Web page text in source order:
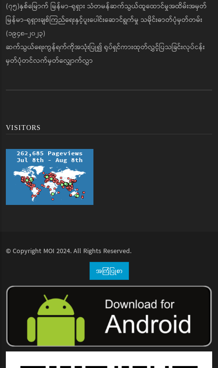
(၇၅)နှစ်မြောက် မြန်မာ-ရုရှား သံတမန်ဆက်သွယ်ထူထောင်မှုအထိမ်းအမှတ်
မြန်မာ-ရုရှားချစ်ကြည်ရေးနှင့်ပူးပေါင်းဆောင်ရွက်မှု သမိုင်းဓာတ်ပုံမှတ်တမ်း
(၁၉၄၈-၂၀၂၃)
ဆက်သွယ်ရေးကွန်ရက်ကိုအသုံးပြု၍ ရုပ်ရှင်ကားထုတ်လွှင့်ပြသခြင်းလုပ်ငန်း
မှတ်ပုံတင်လက်မှတ်လျှောက်လွှာ
VISITORS
© Copyright MOI 2024. All Rights Reserved.
အကြံပြုစာ